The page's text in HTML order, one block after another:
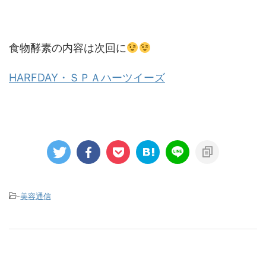
食物酵素の内容は次回に
HARFDAY・ＳＰＡハーツイーズ
-美容通信